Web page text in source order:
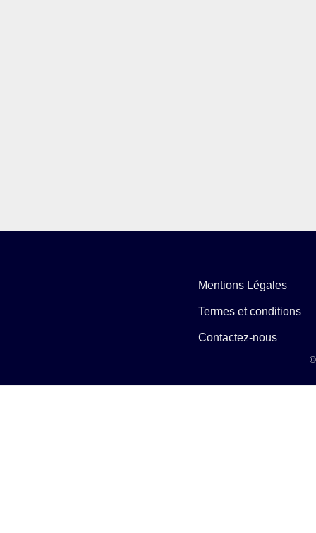
Mentions Légales
Termes et conditions
Contactez-nous
©